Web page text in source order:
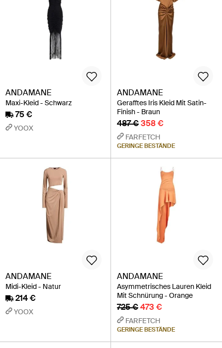
ANDAMANE
Maxi-Kleid - Schwarz
75 €
YOOX
ANDAMANE
Gerafftes Iris Kleid Mit Satin-
Finish - Braun
487 €358 €
FARFETCH
GERINGE BESTÄNDE
ANDAMANE
Midi-Kleid - Natur
214 €
YOOX
ANDAMANE
Asymmetrisches Lauren Kleid
Mit Schnürung - Orange
725 €473 €
FARFETCH
GERINGE BESTÄNDE